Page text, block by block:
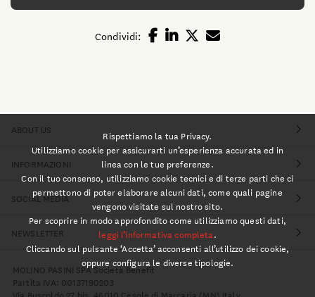
Condividi:
ABOUT US
INFORMAZIONI
SOCIAL MEDIA
NEWSLETTER
MOLINO PASINI SPA Società Benefit
Partita IVA: 00137190203
Via Buscoldo 27 bis, 46010 Cesole di Marcaria (MN) Italy
Rispettiamo la tua Privacy.
Utilizziamo cookie per assicurarti un’esperienza accurata ed in
linea con le tue preferenze.
Con il tuo consenso, utilizziamo cookie tecnici e di terze parti che ci
permettono di poter elaborare alcuni dati, come quali pagine
vengono visitate sul nostro sito.
Per scoprire in modo approfondito come utilizziamo questi dati,
leggi l’informativa completa.
Cliccando sul pulsante ‘Accetta’ acconsenti all’utilizzo dei cookie,
oppure configura le diverse tipologie.